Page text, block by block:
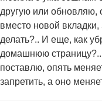
другую или обновляю,
вместо новой вкладки,
делать?.. И еще, как
домашнюю
поставлю, опять
запретить, а оно